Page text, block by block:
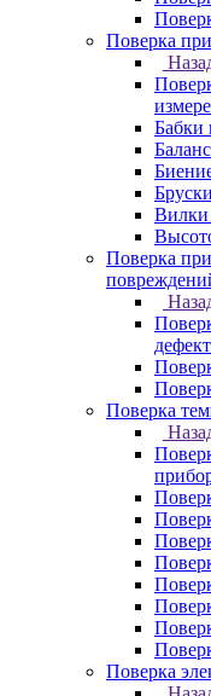
Поверка
Бабки
Вилки
Поверка
Поверка
Поверка